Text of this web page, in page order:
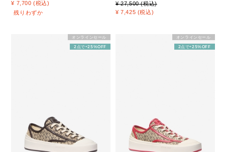
¥ 7,700 (税込)
残りわずか
¥ 27,500 (税込)
¥ 7,425 (税込)
オンラインセール
2点で+25%OFF
オンラインセール
2点で+25%OFF